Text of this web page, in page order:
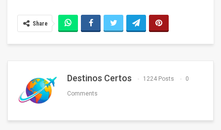
Share
Destinos Certos 1224 Posts 0
Comments